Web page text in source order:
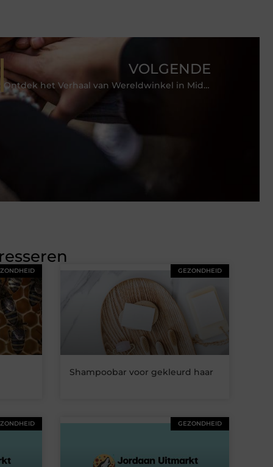
VOLGENDE
Ontdek het Verhaal van Wereldwinkel in Middelburg en Hoe U kunt Bijdragen
GEZONDHEID
Shampoobar voor gekleurd haar
GEZONDHEID